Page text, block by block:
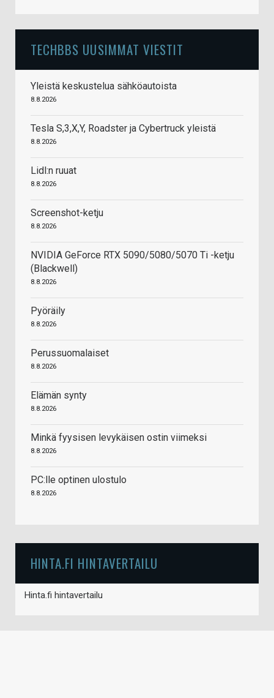
TECHBBS UUSIMMAT VIESTIT
Yleistä keskustelua sähköautoista
8.8.2026
Tesla S,3,X,Y, Roadster ja Cybertruck yleistä
8.8.2026
Lidl:n ruuat
8.8.2026
Screenshot-ketju
8.8.2026
NVIDIA GeForce RTX 5090/5080/5070 Ti -ketju
(Blackwell)
8.8.2026
Pyöräily
8.8.2026
Perussuomalaiset
8.8.2026
Elämän synty
8.8.2026
Minkä fyysisen levykäisen ostin viimeksi
8.8.2026
PC:lle optinen ulostulo
8.8.2026
HINTA.FI HINTAVERTAILU
Hinta.fi hintavertailu